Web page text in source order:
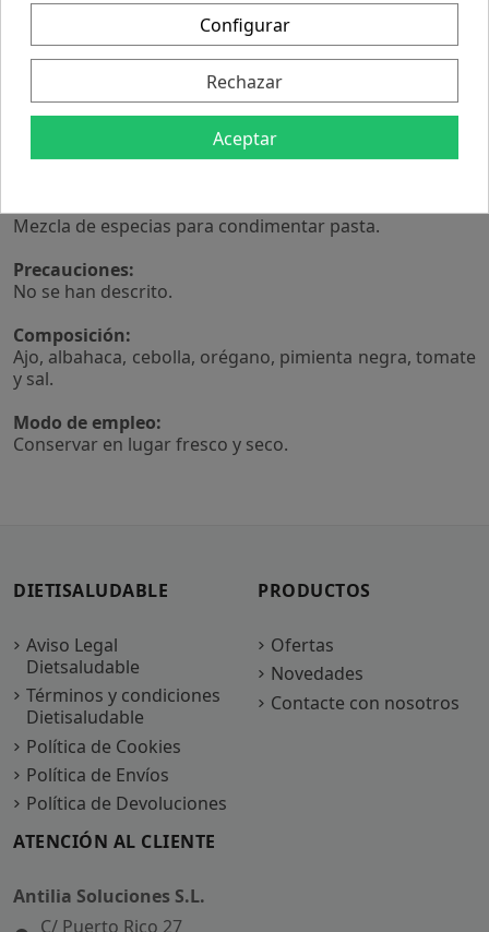
Detalles del producto
Mezcla de especias para condimentar pasta.
Precauciones:
No se han descrito.
Composición:
Ajo, albahaca, cebolla, orégano, pimienta negra, tomate
y sal.
Modo de empleo:
Conservar en lugar fresco y seco.
DIETISALUDABLE
Aviso Legal
Dietsaludable
Términos y condiciones
Dietisaludable
Política de Cookies
Política de Envíos
Política de Devoluciones
PRODUCTOS
Ofertas
Novedades
Contacte con nosotros
ATENCIÓN AL CLIENTE
Antilia Soluciones S.L.
C/ Puerto Rico 27
Configurar
Rechazar
Aceptar